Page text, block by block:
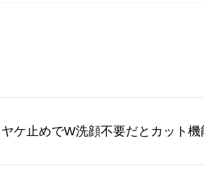
ケ止めでW洗顔不要だとカット